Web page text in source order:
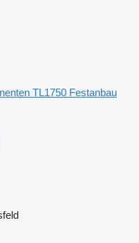
TL1750 Festanbau